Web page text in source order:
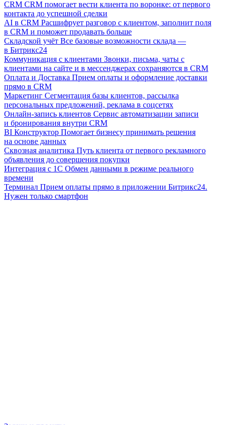
CRM CRM помогает вести клиента по воронке: от первого
контакта до успешной сделки
AI в CRM Расшифрует разговор с клиентом, заполнит поля
в CRM и поможет продавать больше
Складской учёт Все базовые возможности склада —
в Битрикс24
Коммуникация с клиентами Звонки, письма, чаты с
клиентами на сайте и в мессенджерах сохраняются в CRM
Оплата и Доставка Прием оплаты и оформление доставки
прямо в CRM
Маркетинг Сегментация базы клиентов, рассылка
персональных предложений, реклама в соцсетях
Онлайн-запись клиентов Сервис автоматизации записи
и бронирования внутри CRM
BI Конструктор Помогает бизнесу принимать решения
на основе данных
Сквозная аналитика Путь клиента от первого рекламного
объявления до совершения покупки
Интеграция с 1С Обмен данными в режиме реального
времени
Терминал Прием оплаты прямо в приложении Битрикс24.
Нужен только смартфон